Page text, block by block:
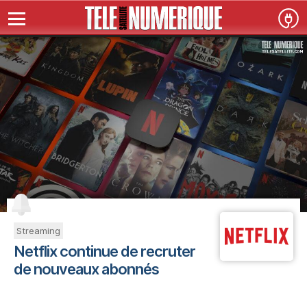
Streaming
Netflix continue de recruter
de nouveaux abonnés